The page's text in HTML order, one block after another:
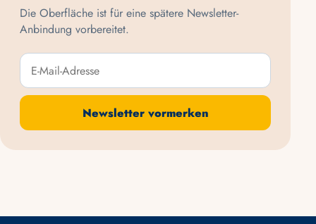
Die Oberfläche ist für eine spätere Newsletter-
Anbindung vorbereitet.
E-Mail-Adresse
Newsletter vormerken